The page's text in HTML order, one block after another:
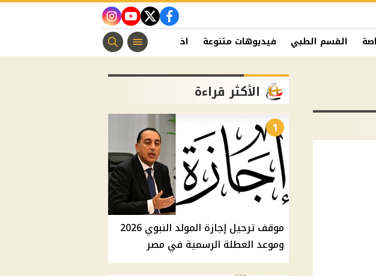
facebook
twitter
youtube
instagram
القسم الطبي فيديوهات متنوعة اخبار الفن منوعات مسيحية
الأكثر قراءة
1
موقف ترحيل إجازة المولد النبوي 2026
وموعد العطلة الرسمية في مصر